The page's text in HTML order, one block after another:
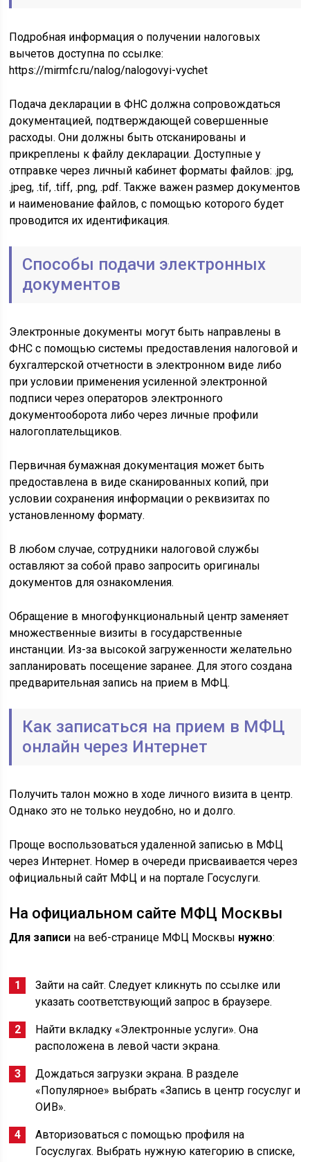
Подробная информация о получении налоговых
вычетов доступна по ссылке:
https://mirmfc.ru/nalog/nalogovyi-vychet
Подача декларации в ФНС должна сопровождаться
документацией, подтверждающей совершенные
расходы. Они должны быть отсканированы и
прикреплены к файлу декларации. Доступные у
отправке через личный кабинет форматы файлов: .jpg,
.jpeg, .tif, .tiff, .png, .pdf. Также важен размер документов
и наименование файлов, с помощью которого будет
проводится их идентификация.
Способы подачи электронных
документов
Электронные документы могут быть направлены в
ФНС с помощью системы предоставления налоговой и
бухгалтерской отчетности в электронном виде либо
при условии применения усиленной электронной
подписи через операторов электронного
документооборота либо через личные профили
налогоплательщиков.
Первичная бумажная документация может быть
предоставлена в виде сканированных копий, при
условии сохранения информации о реквизитах по
установленному формату.
В любом случае, сотрудники налоговой службы
оставляют за собой право запросить оригиналы
документов для ознакомления.
Обращение в многофункциональный центр заменяет
множественные визиты в государственные
инстанции. Из-за высокой загруженности желательно
запланировать посещение заранее. Для этого создана
предварительная запись на прием в МФЦ.
Как записаться на прием в МФЦ
онлайн через Интернет
Получить талон можно в ходе личного визита в центр.
Однако это не только неудобно, но и долго.
Проще воспользоваться удаленной записью в МФЦ
через Интернет. Номер в очереди присваивается через
официальный сайт МФЦ и на портале Госуслуги.
На официальном сайте МФЦ Москвы
Для записи на веб-странице МФЦ Москвы нужно:
Зайти на сайт. Следует кликнуть по ссылке или
указать соответствующий запрос в браузере.
Найти вкладку «Электронные услуги». Она
расположена в левой части экрана.
Дождаться загрузки экрана. В разделе
«Популярное» выбрать «Запись в центр госуслуг и
ОИВ».
Авторизоваться с помощью профиля на
Госуслугах. Выбрать нужную категорию в списке,